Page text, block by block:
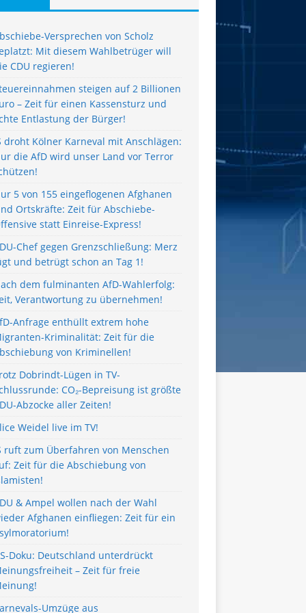
Versprechen von Scholz
Mit diesem Wahlbetrüger will
CDU regieren!
steigen auf 2 Billionen
– Zeit für einen Kassensturz und
Entlastung der Bürger!
droht Kölner Karneval mit Anschlägen:
die AfD wird unser Land vor Terror
5 von 155 eingeflogenen Afghanen
Ortskräfte: Zeit für Abschiebe-
statt Einreise-Express!
Chef gegen Grenzschließung: Merz
und betrügt schon an Tag 1!
dem fulminanten AfD-Wahlerfolg:
Verantwortung zu übernehmen!
Anfrage enthüllt extrem hohe
Kriminalität: Zeit für die
von Kriminellen!
Dobrindt-Lügen in TV-
CO₂-Bepreisung ist größte
Abzocke aller Zeiten!
Weidel live im TV!
ruft zum Überfahren von Menschen
Zeit für die Abschiebung von
& Ampel wollen nach der Wahl
Afghanen einfliegen: Zeit für ein
Doku: Deutschland unterdrückt
– Zeit für freie
Umzüge aus